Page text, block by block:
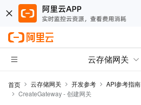
云存储网关
首页 云存储网关 开发参考 API参考指南
CreateGateway - 创建网关